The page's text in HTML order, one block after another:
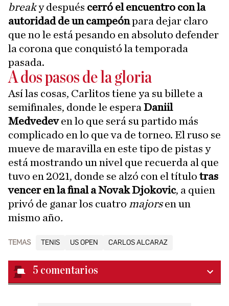
breaky después cerró el encuentro con la
autoridad de un campeónpara dejar claro
que no le está pesando en absoluto defender
la corona que conquistó la temporada
pasada.
A dos pasos de la gloria
Así las cosas, Carlitos tiene ya su billete a
semifinales, donde le espera Daniil
Medvedeven lo que será su partido más
complicado en lo que va de torneo. El ruso se
mueve de maravilla en este tipo de pistas y
está mostrando un nivel que recuerda al que
tuvo en 2021, donde se alzó con el título tras
vencer en la final a Novak Djokovic, a quien
privó de ganar los cuatro majorsen un
mismo año.
TEMAS TENIS US OPEN CARLOS ALCARAZ
5 comentarios